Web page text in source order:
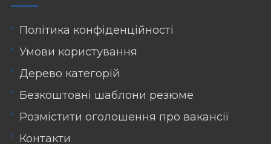
Політика конфіденційності
Умови користування
Дерево категорій
Безкоштовні шаблони резюме
Розмістити оголошення про вакансії
Контакти